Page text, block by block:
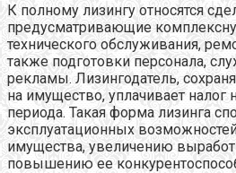
К полному лизингу относятся
предусматривающие
технического обслуживания,
также подготовки персонала,
рекламы. Лизингодатель,
на имущество, уплачивает налог
периода. Такая форма лизинга
эксплуатационных
имущества, увеличению
повышению ее